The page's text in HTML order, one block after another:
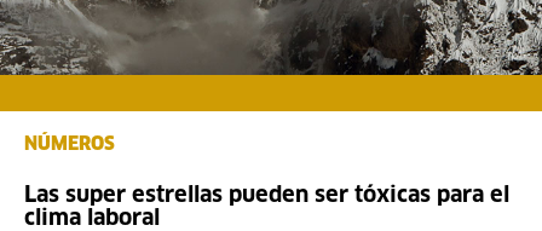
NÚMEROS
Las super estrellas pueden ser tóxicas para el
clima laboral